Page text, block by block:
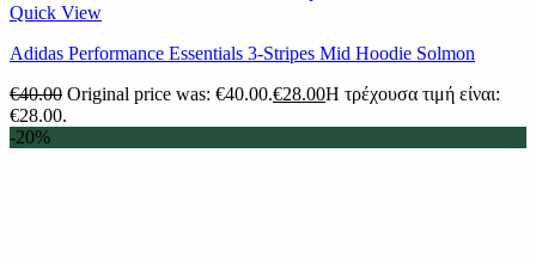
Quick View
Adidas Performance Essentials 3-Stripes Mid Hoodie Solmon
€40.00 Original price was: €40.00.€28.00Η τρέχουσα τιμή είναι:
€28.00.
-20%